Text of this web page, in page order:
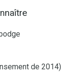
de 2014)